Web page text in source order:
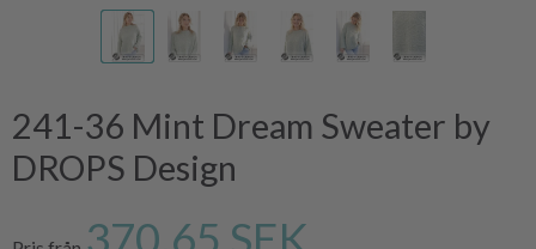
241-36 Mint Dream Sweater by
DROPS Design
370.65 SEK